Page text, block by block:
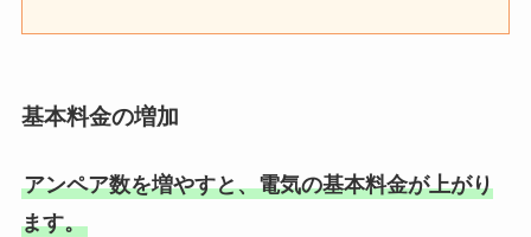
基本料金の増加
アンペア数を増やすと、電気の基本料金が上がり
ます。